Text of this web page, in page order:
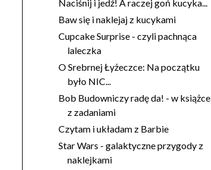
Naciśnij i jedź! A raczej goń kucyka...
Baw się i naklejaj z kucykami
Cupcake Surprise - czyli pachnąca
laleczka
O Srebrnej Łyżeczce: Na początku
było NIC...
Bob Budowniczy radę da! - w książce
z zadaniami
Czytam i układam z Barbie
Star Wars - galaktyczne przygody z
naklejkami